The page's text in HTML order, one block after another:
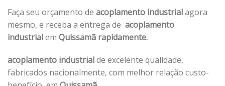
Faça seu orçamento de acoplamento industrialagora
mesmo, e receba a entrega de acoplamento
industrialem Quissamã rapidamente.
acoplamento industrialde excelente qualidade,
fabricados nacionalmente, com melhor relação custo-